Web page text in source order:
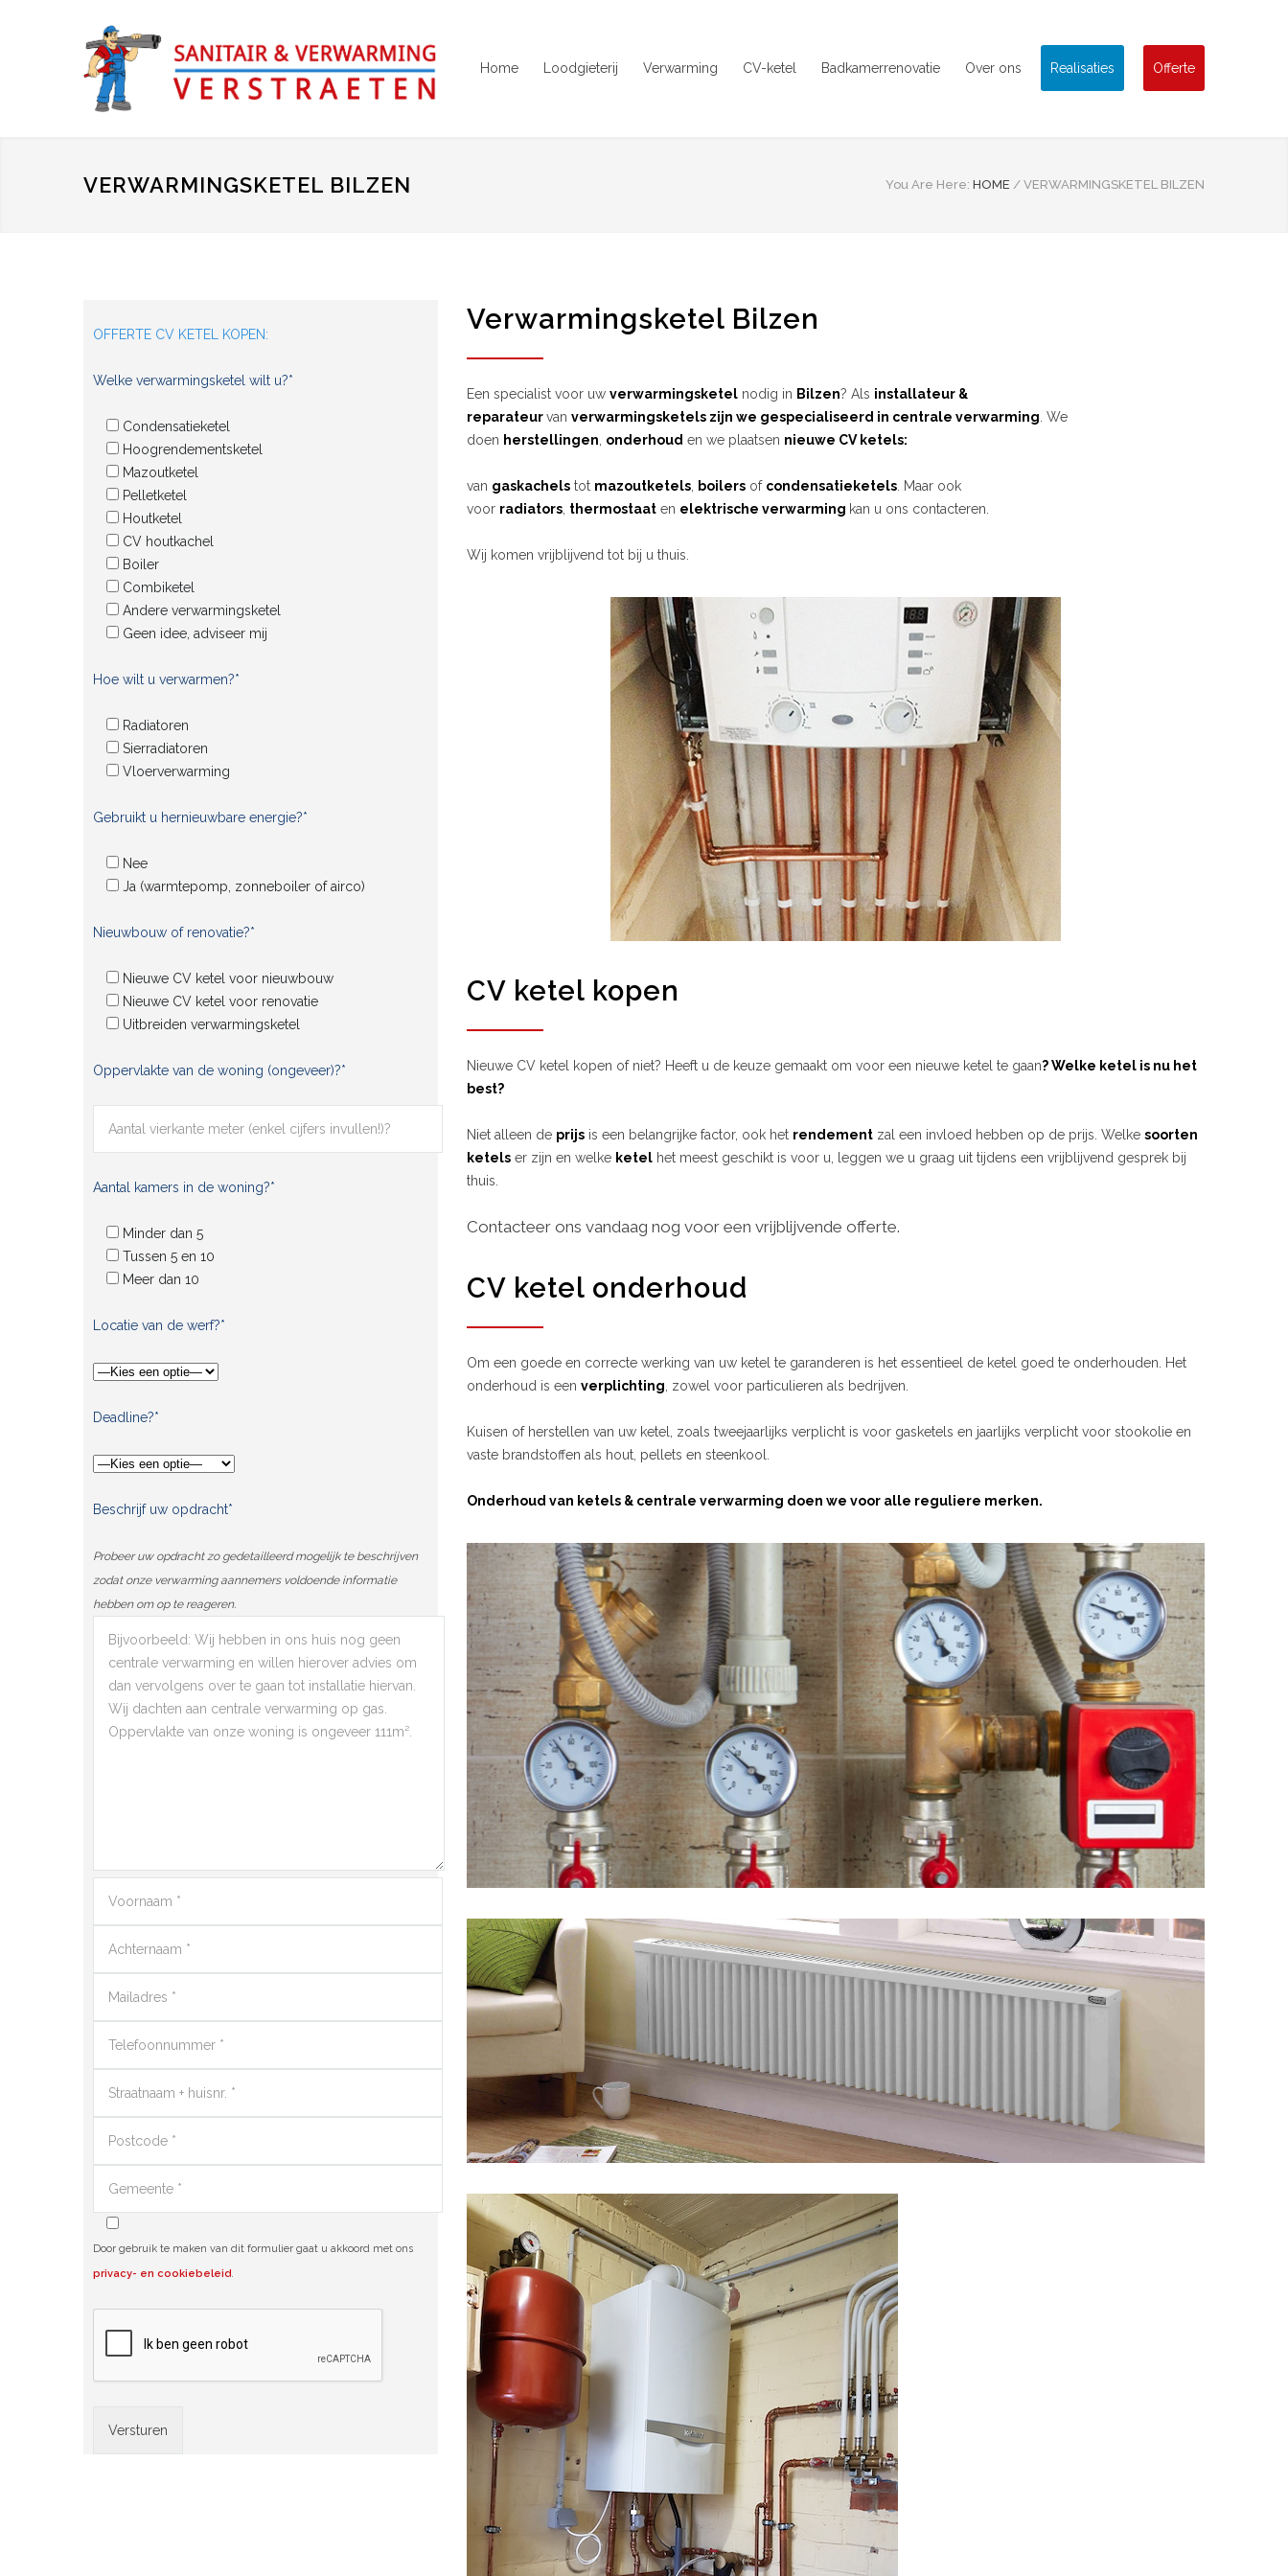
Home Loodgieterij Verwarming CV-ketel Badkamerrenovatie Over ons Realisaties Offerte
VERWARMINGSKETEL BILZEN You Are Here: HOME / VERWARMINGSKETEL BILZEN
OFFERTE CV KETEL KOPEN:
Welke verwarmingsketel wilt u?*
Condensatieketel
Hoogrendementsketel
Mazoutketel
Pelletketel
Houtketel
CV houtkachel
Boiler
Combiketel
Andere verwarmingsketel
Geen idee, adviseer mij
Hoe wilt u verwarmen?*
Radiatoren
Sierradiatoren
Vloerverwarming
Gebruikt u hernieuwbare energie?*
Nee
Ja (warmtepomp, zonneboiler of airco)
Nieuwbouw of renovatie?*
Nieuwe CV ketel voor nieuwbouw
Nieuwe CV ketel voor renovatie
Uitbreiden verwarmingsketel
Oppervlakte van de woning (ongeveer)?*
Aantal kamers in de woning?*
Minder dan 5
Tussen 5 en 10
Meer dan 10
Locatie van de werf?*
Deadline?*
Beschrijf uw opdracht*
Probeer uw opdracht zo gedetailleerd mogelijk te beschrijven
zodat onze verwarming aannemers voldoende informatie
hebben om op te reageren.
Door gebruik te maken van dit formulier gaat u akkoord met ons
privacy- en cookiebeleid.
Verwarmingsketel Bilzen
Een specialist voor uw verwarmingsketel nodig in Bilzen? Als installateur &
reparateurvan verwarmingsketels zijn we gespecialiseerd in centrale verwarming . We
doen herstellingen onderhoud en we plaatsen nieuwe CV ketels:
van gaskachels tot mazoutketels boilers of condensatieketels . Maar ook
voor radiators thermostaat en elektrische verwarming kan u ons contacteren.
Wij komen vrijblijvend tot bij u thuis.
CV ketel kopen
Nieuwe CV ketel kopen of niet? Heeft u de keuze gemaakt om voor een nieuwe ketel te gaan? Welke ketel is nu het
best?
Niet alleen de prijs is een belangrijke factor, ook het rendement zal een invloed hebben op de prijs. Welke soorten
ketels er zijn en welke ketel het meest geschikt is voor u, leggen we u graag uit tijdens een vrijblijvend gesprek bij
thuis.
Contacteer ons vandaag nog voor een vrijblijvende offerte.
CV ketel onderhoud
Om een goede en correcte werking van uw ketel te garanderen is het essentieel de ketel goed te onderhouden. Het
onderhoud is een verplichting , zowel voor particulieren als bedrijven.
Kuisen of herstellen van uw ketel, zoals tweejaarlijks verplicht is voor gasketels en jaarlijks verplicht voor stookolie en
vaste brandstoffen als hout, pellets en steenkool.
Onderhoud van ketels & centrale verwarming doen we voor alle reguliere merken.